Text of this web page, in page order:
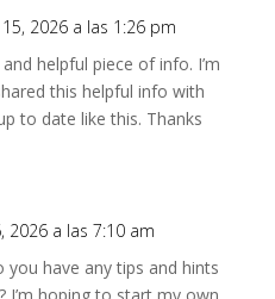
2026 a las 1:26 pm
helpful piece of info. I’m
this helpful info with
to date like this. Thanks
2026 a las 7:10 am
you have any tips and hints